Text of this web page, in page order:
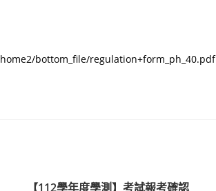
bottom_file/regulation+form_ph_40.pdf
【112學年度學測】考試報考確認